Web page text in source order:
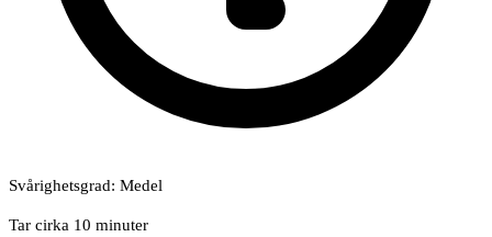
Svårighetsgrad: Medel
Tar cirka 10 minuter